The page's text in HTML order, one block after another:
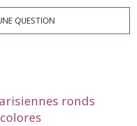
QUESTION
ronds